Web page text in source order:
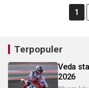
1
Terpopuler
Veda
2026